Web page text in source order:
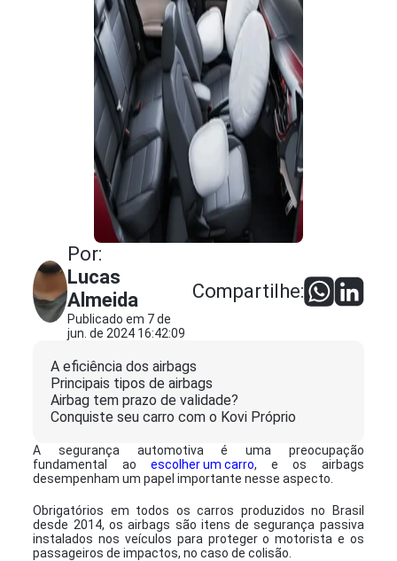
Por:
Lucas
Almeida
Publicado em 7 de
jun. de 2024 16:42:09
Compartilhe:
A eficiência dos airbags
Principais tipos de airbags
Airbag tem prazo de validade?
Conquiste seu carro com o Kovi Próprio
A segurança automotiva é uma preocupação
fundamental ao escolher um carro, e os airbags
desempenham um papel importante nesse aspecto.
Obrigatórios em todos os carros produzidos no Brasil
desde 2014, os airbags são itens de segurança passiva
instalados nos veículos para proteger o motorista e os
passageiros de impactos, no caso de colisão.